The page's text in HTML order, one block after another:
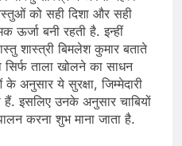
को सही दिशा और सही
ऊर्जा बनी रहती है. इन्हीं
शास्त्री बिमलेश कुमार बताते
सिर्फ ताला खोलने का साधन
अनुसार ये सुरक्षा, जिम्मेदारी
हैं. इसलिए उनके अनुसार चाबियों
करना शुभ माना जाता है.